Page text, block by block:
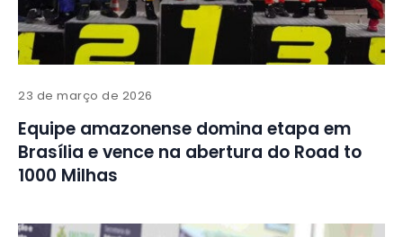
23 de março de 2026
Equipe amazonense domina etapa em
Brasília e vence na abertura do Road to
1000 Milhas